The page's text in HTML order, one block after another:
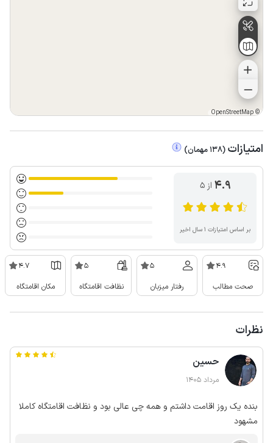
©
OpenStreetMap
امتیازات (
138 مهمان)
4.9 از ۵
بر اساس امتیازات ۱ سال اخیر
4.9
صحت مطالب
5
رفتار میزبان
5
نظافت اقامتگاه
4.7
مکان اقامتگاه
نظرات
حسین
مرداد 1405
بنده یک روز اقامت داشتم و همه چی عالی بود و نظافت اقامتگاه کاملا
مشهود